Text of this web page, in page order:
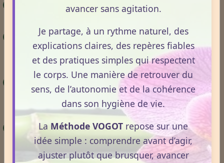
Astrologie– Tous les signes en détails (scroller
Notion de terrain– Les mécanismes
d’adaptation du corps face aux variations de
l’environnement.
Les rythmes du sommeil
– Le rôle du cycle
veille-sommeil dans la régulation hormonale et
nerveuse.
Alimentation et énergie au changement de
saison – Comment les apports nutritionnels
influencent la vitalité et la gestion des cycles.
avancer sans agitation.
Je partage, à un rythme naturel, des
explications claires, des repères fiables
et des pratiques simples qui respectent
le corps. Une manière de retrouver du
sens, de l’autonomie et de la cohérence
dans son hygiène de vie.
La Méthode VOGOT repose sur une
idée simple : comprendre avant d’agir,
ajuster plutôt que brusquer, avancer